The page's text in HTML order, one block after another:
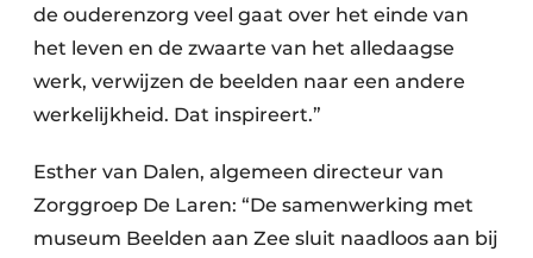
de ouderenzorg veel gaat over het einde van
het leven en de zwaarte van het alledaagse
werk, verwijzen de beelden naar een andere
werkelijkheid. Dat inspireert.”
Esther van Dalen, algemeen directeur van
Zorggroep De Laren: “De samenwerking met
museum Beelden aan Zee sluit naadloos aan bij